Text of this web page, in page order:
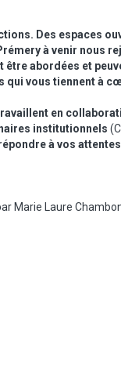
Des espaces
à venir nous
être abordées et
qui vous tiennent à
en
institutionnels
à vos
Marie Laure